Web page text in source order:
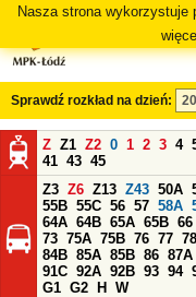
Nasza strona wykorzystuje
Sprawdź rozkład na dzień:
Z Z1 Z2 0 1 2 3 4
41 43 45
Z3 Z6 Z13 Z43 50A
55B 55C 56 57 58A
64A 64B 65A 65B 66
73 75A 75B 76 77 78
84B 85A 85B 86 87A
91C 92A 92B 93 94
G1 G2 H
W